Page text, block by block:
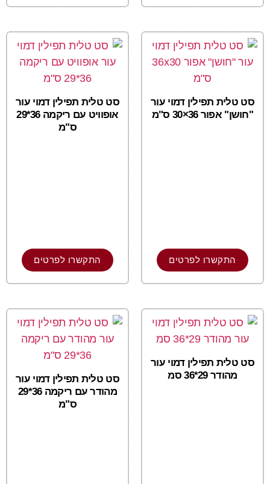
סט טלית תפילין דמוי עור
"חושן" אפור 36×30 ס"מ
התקשרו לפרטים
סט טלית תפילין דמוי עור
אופוויט עם ריקמה 36*29
ס"מ
התקשרו לפרטים
סט טלית תפילין דמוי עור
מהודר 29*36 סמ
סט טלית תפילין דמוי עור
מהודר עם ריקמה 36*29
ס"מ